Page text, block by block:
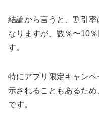
結論から言うと、割引
なりますが、数％〜10
す。
特にアプリ限定キャン
示されることもあるた
です。